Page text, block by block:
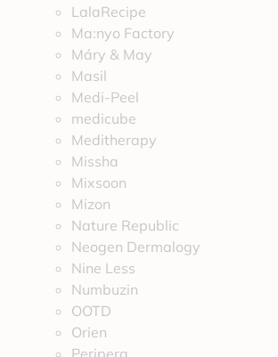
LalaRecipe
Ma:nyo Factory
Máry & May
Masil
Medi-Peel
medicube
Meditherapy
Missha
Mixsoon
Mizon
Nature Republic
Neogen Dermalogy
Nine Less
Numbuzin
OOTD
Orien
Peripera